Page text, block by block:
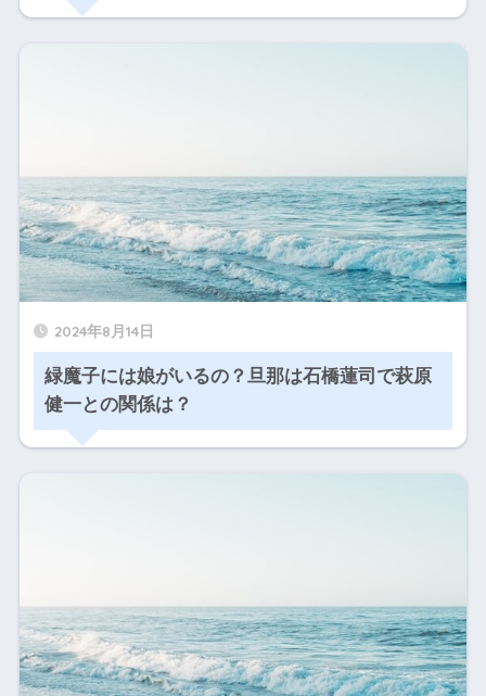
2024年8月14日
緑魔子には娘がいるの？旦那は石橋蓮司で萩原
健一との関係は？